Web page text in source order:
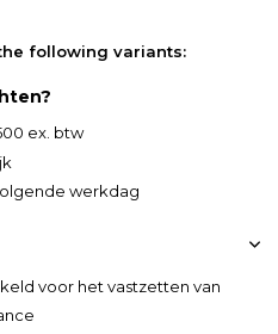
following variants:
ex. btw
werkdag
voor het vastzetten van